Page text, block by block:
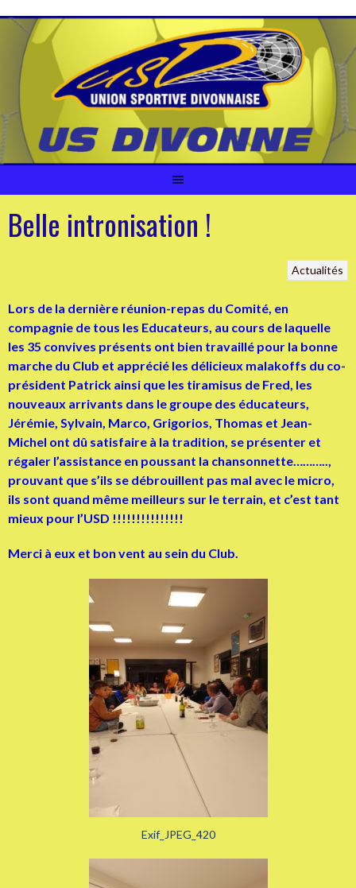
contenu
Belle intronisation !
Actualités
Lors de la dernière réunion-repas du Comité, en
compagnie de tous les Educateurs, au cours de laquelle
les 35 convives présents ont bien travaillé pour la bonne
marche du Club et apprécié les délicieux malakoffs du co-
président Patrick ainsi que les tiramisus de Fred, les
nouveaux arrivants dans le groupe des éducateurs,
Jérémie, Sylvain, Marco, Grigorios, Thomas et Jean-
Michel ont dû satisfaire à la tradition, se présenter et
régaler l’assistance en poussant la chansonnette………..,
prouvant que s’ils se débrouillent pas mal avec le micro,
ils sont quand même meilleurs sur le terrain, et c’est tant
mieux pour l’USD !!!!!!!!!!!!!!!
Merci à eux et bon vent au sein du Club.
Exif_JPEG_420